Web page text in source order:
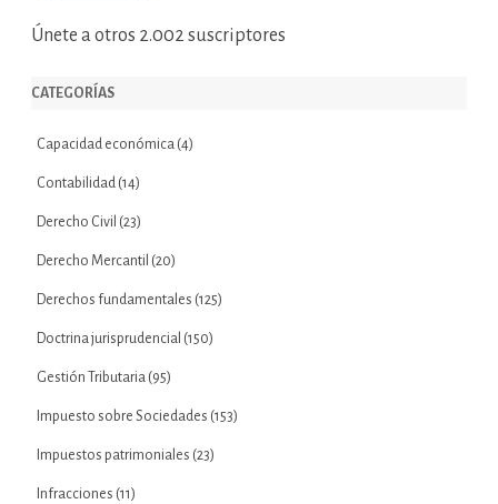
Únete a otros 2.002 suscriptores
CATEGORÍAS
Capacidad económica (4)
Contabilidad (14)
Derecho Civil (23)
Derecho Mercantil (20)
Derechos fundamentales (125)
Doctrina jurisprudencial (150)
Gestión Tributaria (95)
Impuesto sobre Sociedades (153)
Impuestos patrimoniales (23)
Infracciones (11)